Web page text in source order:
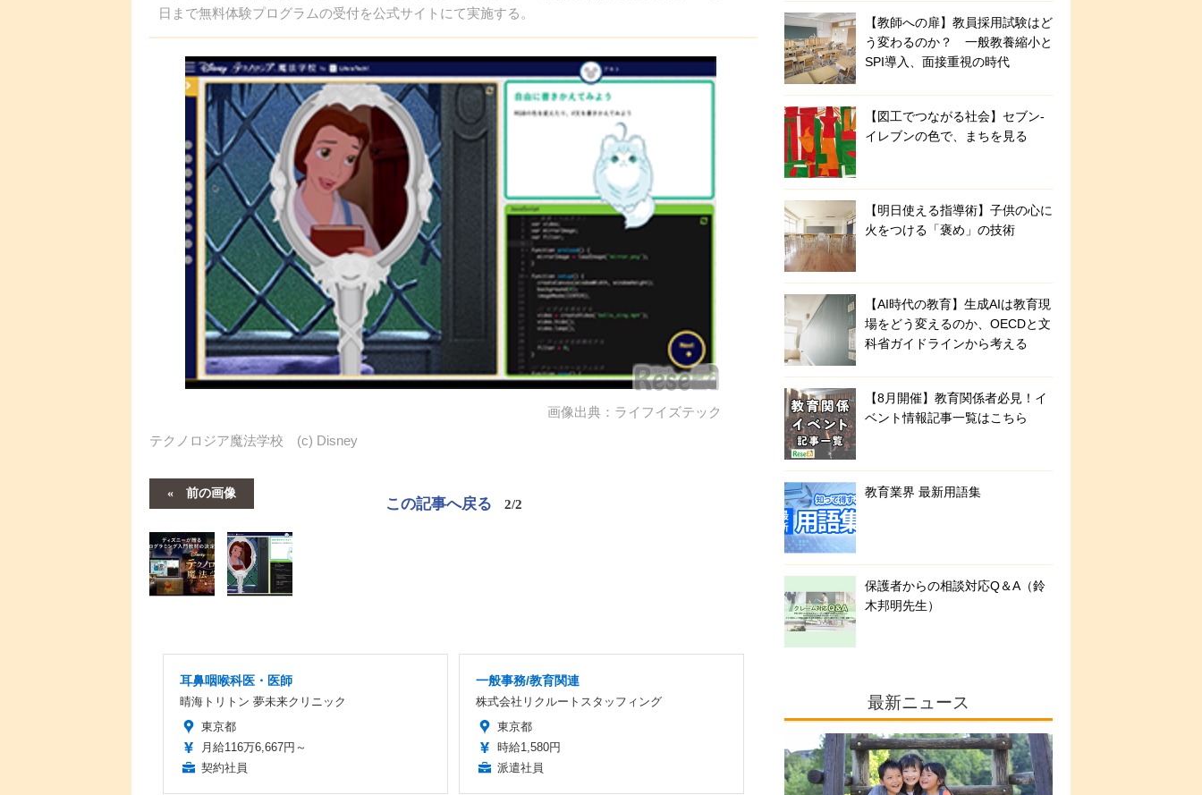
日まで無料体験プログラムの受付を公式サイトにて実施する。
画像出典：ライフイズテック
テクノロジア魔法学校 (c) Disney
前の画像
この記事へ戻る 2/2
耳鼻咽喉科医・医師
晴海トリトン 夢未来クリニック
東京都
月給116万6,667円～
契約社員
一般事務/教育関連
株式会社リクルートスタッフィング
東京都
時給1,580円
派遣社員
【教師への扉】教員採用試験はど
う変わるのか？ 一般教養縮小と
SPI導入、面接重視の時代
【図工でつながる社会】セブン‐
イレブンの色で、まちを見る
【明日使える指導術】子供の心に
火をつける「褒め」の技術
【AI時代の教育】生成AIは教育現
場をどう変えるのか、OECDと文
科省ガイドラインから考える
【8月開催】教育関係者必見！イ
ベント情報記事一覧はこちら
教育業界 最新用語集
保護者からの相談対応Q＆A（鈴
木邦明先生）
最新ニュース